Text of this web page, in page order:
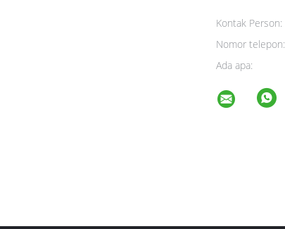
Kontak Person:
Nomor telepon:
Ada apa: